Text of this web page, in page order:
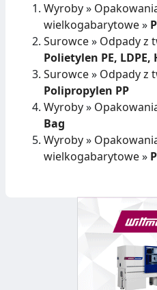
Wyroby»
wielkogabarytowe»
Surowce» Odpady z
Polietylen PE, LDPE,
Surowce» Odpady z
Polipropylen PP
Wyroby»
Bag
Wyroby»
wielkogabarytowe»